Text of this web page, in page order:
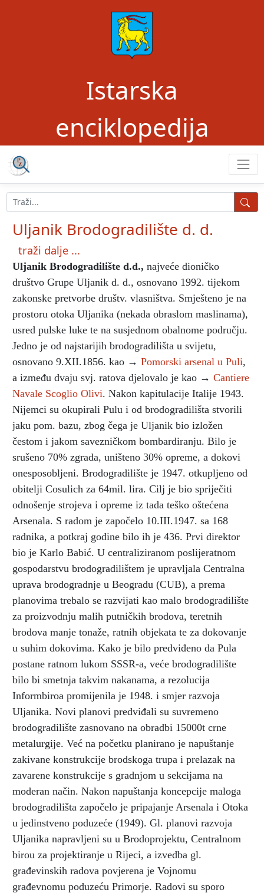
Istarska
enciklopedija
Uljanik Brodogradilište d. d.
traži dalje ...
Uljanik Brodogradilište d.d., najveće dioničko
društvo Grupe Uljanik d. d., osnovano 1992. tijekom
zakonske pretvorbe društv. vlasništva. Smješteno je na
prostoru otoka Uljanika (nekada obraslom maslinama),
usred pulske luke te na susjednom obalnome području.
Jedno je od najstarijih brodogradilišta u svijetu,
osnovano 9.XII.1856. kao → Pomorski arsenal u Puli,
a između dvaju svj. ratova djelovalo je kao → Cantiere
Navale Scoglio Olivi. Nakon kapitulacije Italije 1943.
Nijemci su okupirali Pulu i od brodogradilišta stvorili
jaku pom. bazu, zbog čega je Uljanik bio izložen
čestom i jakom savezničkom bombardiranju. Bilo je
srušeno 70% zgrada, uništeno 30% opreme, a dokovi
onesposobljeni. Brodogradilište je 1947. otkupljeno od
obitelji Cosulich za 64mil. lira. Cilj je bio spriječiti
odnošenje strojeva i opreme iz tada teško oštećena
Arsenala. S radom je započelo 10.III.1947. sa 168
radnika, a potkraj godine bilo ih je 436. Prvi direktor
bio je Karlo Babić. U centraliziranom poslijeratnom
gospodarstvu brodogradilištem je upravljala Centralna
uprava brodogradnje u Beogradu (CUB), a prema
planovima trebalo se razvijati kao malo brodogradilište
za proizvodnju malih putničkih brodova, teretnih
brodova manje tonaže, ratnih objekata te za dokovanje
u suhim dokovima. Kako je bilo predviđeno da Pula
postane ratnom lukom SSSR-a, veće brodogradilište
bilo bi smetnja takvim nakanama, a rezolucija
Informbiroa promijenila je 1948. i smjer razvoja
Uljanika. Novi planovi predviđali su suvremeno
brodogradilište zasnovano na obradbi 15000t crne
metalurgije. Već na početku planirano je napuštanje
zakivane konstrukcije brodskoga trupa i prelazak na
zavarene konstrukcije s gradnjom u sekcijama na
moderan način. Nakon napuštanja koncepcije maloga
brodogradilišta započelo je pripajanje Arsenala i Otoka
u jedinstveno poduzeće (1949). Gl. planovi razvoja
Uljanika napravljeni su u Brodoprojektu, Centralnom
birou za projektiranje u Rijeci, a izvedba gl.
građevinskih radova povjerena je Vojnomu
građevnomu poduzeću Primorje. Radovi su sporo